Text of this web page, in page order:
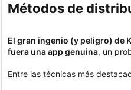
Métodos de
El gran ingenio (y peligro) de
fuera una app genuina, un
Entre las técnicas más